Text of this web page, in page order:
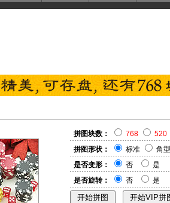
拼图块数： 768
520
拼图形状：
标准
角型
是否变形：
否
是
是否旋转：
否 是